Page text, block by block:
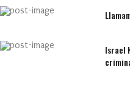
Israel